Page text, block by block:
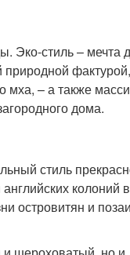
стиль – мечта
– а также
дома.
стиль
колоний
островитян и